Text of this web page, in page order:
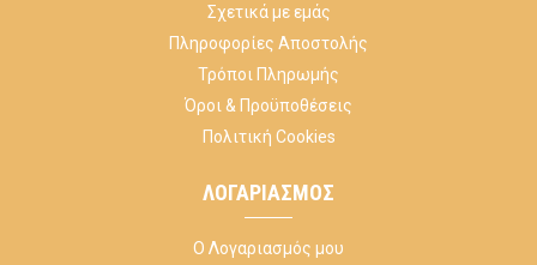
Σχετικά με εμάς
Πληροφορίες Αποστολής
Τρόποι Πληρωμής
Όροι & Προϋποθέσεις
Πολιτική Cookies
ΛΟΓΑΡΙΑΣΜΌΣ
Ο Λογαριασμός μου